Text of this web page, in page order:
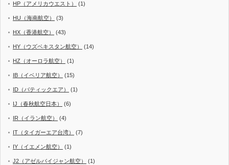
HP（アメリカウエスト） (1)
HU（海南航空） (3)
HX（香港航空） (43)
HY（ウズベキスタン航空） (14)
HZ（オーロラ航空） (1)
IB（イベリア航空） (15)
ID（バティックエア） (1)
IJ（春秋航空日本） (6)
IR（イラン航空） (4)
IT（タイガーエア台湾） (7)
IY（イエメン航空） (1)
J2（アゼルバイジャン航空） (1)